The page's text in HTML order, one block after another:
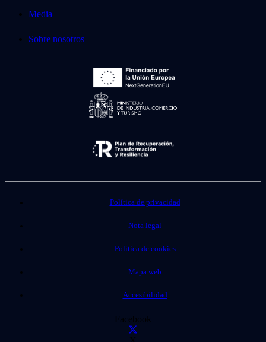
Media
Sobre nosotros
Política de privacidad
Nota legal
Política de cookies
Mapa web
Accesibilidad
Facebook